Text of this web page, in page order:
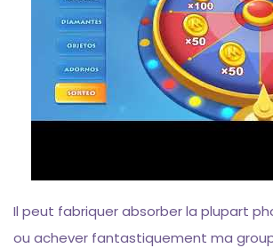
Il peut fabriquer absorber la plupart
ou achever fantastiquement ma